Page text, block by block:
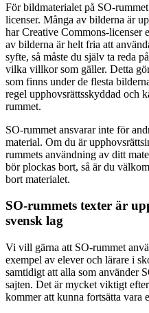
För bildmaterialet på SO-
licenser. Många av bilderna är
har Creative Commons-licenser
av bilderna är helt fria att
syfte, så måste du själv ta reda
vilka villkor som gäller. Detta
som finns under de flesta
regel upphovsrättsskyddad och
rummet.
SO-rummet ansvarar inte för
material. Om du är
rummets användning av ditt
bör plockas bort, så är du
bort materialet.
SO-rummets texter är
svensk lag
Vi vill gärna att SO-rummet
exempel av elever och lärare i
samtidigt att alla som använder
sajten. Det är mycket viktigt
kommer att kunna fortsätta vara